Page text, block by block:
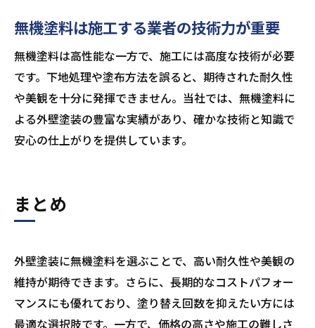
無機塗料は施工する業者の技術力が重要
無機塗料は高性能な一方で、施工には高度な技術が必要
です。下地処理や塗布方法を誤ると、期待された耐久性
や美観を十分に発揮できません。当社では、無機塗料に
よる外壁塗装の豊富な実績があり、確かな技術と知識で
安心の仕上がりを提供しています。
まとめ
外壁塗装に無機塗料を選ぶことで、高い耐久性や美観の
維持が期待できます。さらに、長期的なコストパフォー
マンスにも優れており、塗り替え回数を抑えたい方には
最適な選択肢です。一方で、価格の高さや施工の難しさ